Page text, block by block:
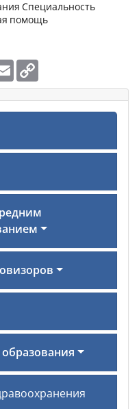
Специальность
помощь
Email
образования